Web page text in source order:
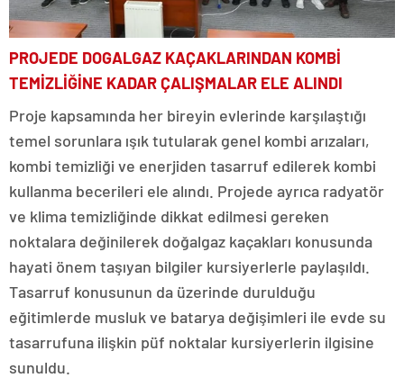
PROJEDE DOGALGAZ KAÇAKLARINDAN KOMBİ
TEMİZLİĞİNE KADAR ÇALIŞMALAR ELE ALINDI
Proje kapsamında her bireyin evlerinde karşılaştığı
temel sorunlara ışık tutularak genel kombi arızaları,
kombi temizliği ve enerjiden tasarruf edilerek kombi
kullanma becerileri ele alındı. Projede ayrıca radyatör
ve klima temizliğinde dikkat edilmesi gereken
noktalara değinilerek doğalgaz kaçakları konusunda
hayati önem taşıyan bilgiler kursiyerlerle paylaşıldı.
Tasarruf konusunun da üzerinde durulduğu
eğitimlerde musluk ve batarya değişimleri ile evde su
tasarrufuna ilişkin püf noktalar kursiyerlerin ilgisine
sunuldu.